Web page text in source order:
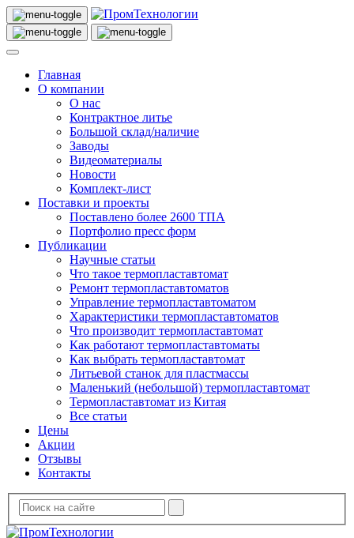
Главная
О компании
О нас
Контрактное литье
Большой склад/наличие
Заводы
Видеоматериалы
Новости
Комплект-лист
Поставки и проекты
Поставлено более 2600 ТПА
Портфолио пресс форм
Публикации
Научные статьи
Что такое термопластавтомат
Ремонт термопластавтоматов
Управление термопластавтоматом
Характеристики термопластавтоматов
Что производит термопластавтомат
Как работают термопластавтоматы
Как выбрать термопластавтомат
Литьевой станок для пластмассы
Маленький (небольшой) термопластавтомат
Термопластавтомат из Китая
Все статьи
Цены
Акции
Отзывы
Контакты